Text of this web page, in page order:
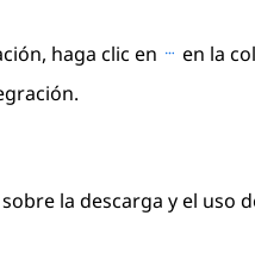
haga clic en en la
la descarga y el uso